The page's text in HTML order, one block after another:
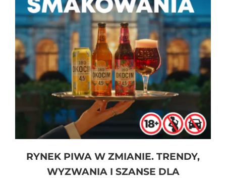
RYNEK PIWA W ZMIANIE. TRENDY,
WYZWANIA I SZANSE DLA